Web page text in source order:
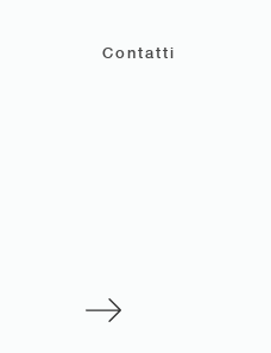
Contatti